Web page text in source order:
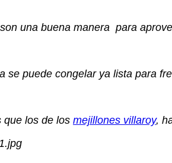
una buena manera para
se puede congelar ya lista para
que los de los mejillones villaroy,